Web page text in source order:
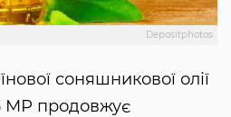
Depositphotos
соняшникової олії
МР продовжує